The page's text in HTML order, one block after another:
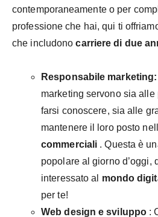
contemporaneamente o per
professione che hai, qui ti
che includonocarriere di due
Responsabile marketing:
marketing servono sia
farsi conoscere, sia alle
mantenere il loro posto
commerciali . Questa è
popolare al giorno d’oggi,
interessato al mondo
per te!
Web design e sviluppo :